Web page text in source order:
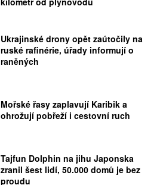
Ukrajinské drony opět zaútočily na
ruské rafinérie, úřady informují o
raněných
Mořské řasy zaplavují Karibik a
ohrožují pobřeží i cestovní ruch
Tajfun Dolphin na jihu Japonska
zranil šest lidí, 50.000 domů je bez
proudu